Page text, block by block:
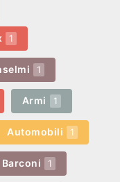
1
1
Armi 1
Automobili 1
Barconi 1